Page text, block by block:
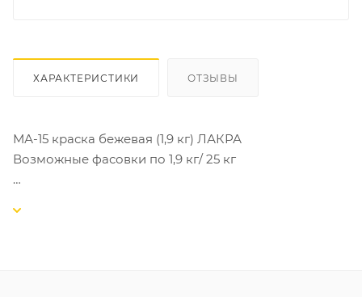
ХАРАКТЕРИСТИКИ ОТЗЫВЫ
МА-15 краска бежевая (1,9 кг) ЛАКРА
Возможные фасовки по 1,9 кг/ 25 кг